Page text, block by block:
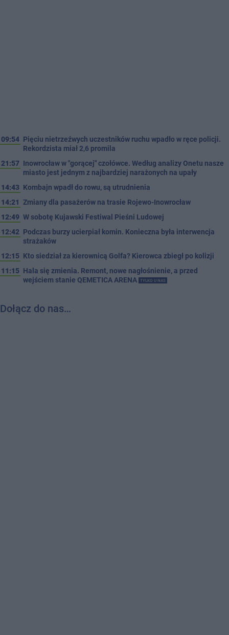
09:54 Pięciu nietrzeźwych uczestników ruchu wpadło w ręce policji.
Rekordzista miał 2,6 promila
21:57 Inowrocław w "gorącej" czołówce. Według analizy Onetu nasze
miasto jest jednym z najbardziej narażonych na upały
14:43 Kombajn wpadł do rowu, są utrudnienia
14:21 Zmiany dla pasażerów na trasie Rojewo-Inowrocław
12:49 W sobotę Kujawski Festiwal Pieśni Ludowej
12:42 Podczas burzy ucierpiał komin. Konieczna była interwencja
strażaków
12:15 Kto siedział za kierownicą Golfa? Kierowca zbiegł po kolizji
11:15 Hala się zmienia. Remont, nowe nagłośnienie, a przed
wejściem stanie QEMETICA ARENA
TYLKO U NAS
Dołącz do nas…